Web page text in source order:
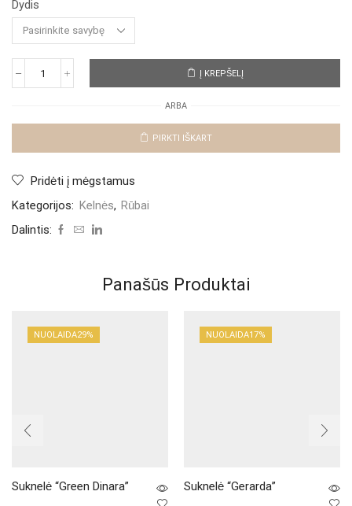
Dydis
produkto
"Leo
Į KREPŠELĮ
ARBA
PIRKTI IŠKART
Pridėti į mėgstamus
Kategorijos: Kelnės, Rūbai
Dalintis:
Panašūs Produktai
NUOLAIDA29%
Suknelė “Green Dinara”
NUOLAIDA17%
Suknelė “Gerarda”